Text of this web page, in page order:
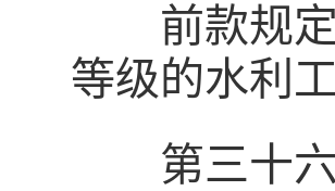
前款规定
等级的水利
第三十六